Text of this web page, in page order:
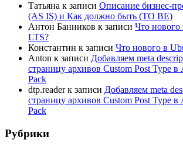
Татьяна к записи Описание бизнес-
(AS IS) и Как должно быть (TO BE)
Антон Банников к записи Что нового
LTS?
Константин к записи Что нового в
Anton к записи Добавляем meta
страницу архивов Custom Post Type
Pack
dtp.readerк записи Добавляем meta
страницу архивов Custom Post Type
Pack
Рубрики